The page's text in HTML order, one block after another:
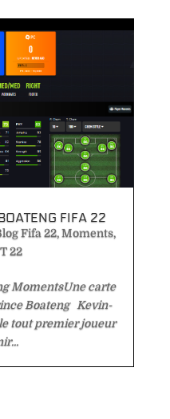
FIFA 22
Fifa 22,Moments,
22
MomentsUne carte
Boateng Kevin-
tout premier joueur